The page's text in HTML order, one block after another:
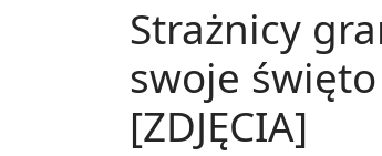
Strażnicy
swoje
[ZDJĘCIA]